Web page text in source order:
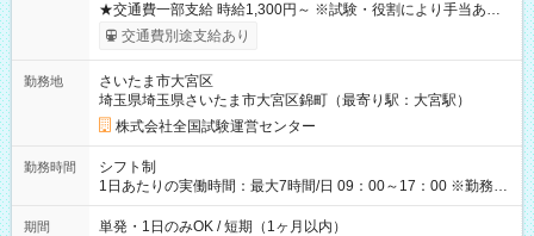
★交通費一部支給 時給1,300円～ ※試験・役割により手当あり
※勤務回数により昇給あり 【即給（前払い）オプションあ
り！】 希望される場合、勤務から1週間ほどで給与の一部を受け
例】 ・河合塾模擬試験 8:30～17:30（休憩1時間） 時給1,300円
×8時間＝日収10,400円＋交通費 ※当日の役割により時給＋100
円の場合あり ・国家試験 7:00～13:30（休憩なし） 時給1,300
円（役割手当＋100円）×6時間＝日収8,400円＋交通費 【試用期
間】試用期間なし
交通費別途支給あり
勤務地
さいたま市大宮区
埼玉県埼玉県さいたま市大宮区錦町（最寄り駅：大宮駅）
株式会社全国試験運営センター
勤務時間
シフト制
1日あたりの実働時間：最大7時間/日 09：00～17：00 ※勤務時
間は 試験により異なります。
期間 単発・1日のみOK / 短期（1ヶ月以内）